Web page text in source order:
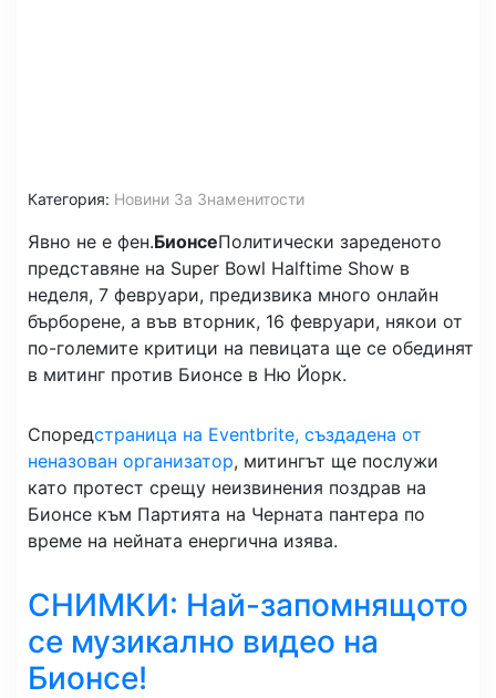
Категория: Новини За Знаменитости
Явно не е фен.БионсеПолитически зареденото
представяне на Super Bowl Halftime Show в
неделя, 7 февруари, предизвика много онлайн
бърборене, а във вторник, 16 февруари, някои от
по-големите критици на певицата ще се обединят
в митинг против Бионсе в Ню Йорк.
Споредстраница на Eventbrite, създадена от
неназован организатор, митингът ще послужи
като протест срещу неизвинения поздрав на
Бионсе към Партията на Черната пантера по
време на нейната енергична изява.
СНИМКИ: Най-запомнящото
се музикално видео на
Бионсе!